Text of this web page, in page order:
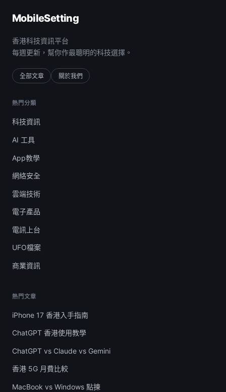
MobileSetting
香港科技資訊平台
每週更新，幫你作最聰明的科技選擇。
全部文章 關於我們
熱門分類
科技資訊
AI 工具
App教學
網絡安全
雲端技術
電子產品
電訊上台
UFO檔案
商業資訊
熱門文章
iPhone 17 香港入手指南
ChatGPT 香港使用教學
ChatGPT vs Claude vs Gemini
香港 5G 月費比較
MacBook vs Windows 點揀